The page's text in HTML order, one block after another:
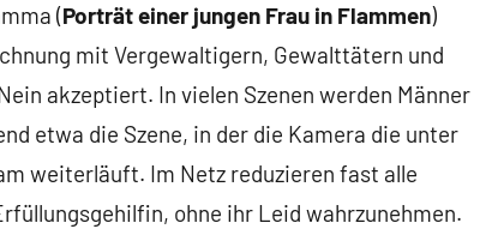
(Porträt einer jungen Frau in Flammen)
mit Vergewaltigern, Gewalttätern und
akzeptiert. In vielen Szenen werden Männer
etwa die Szene, in der die Kamera die unter
weiterläuft. Im Netz reduzieren fast alle
ohne ihr Leid wahrzunehmen.